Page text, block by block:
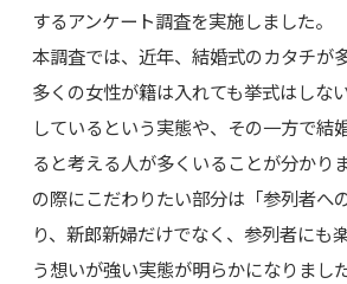
するアンケート調査を実施しました。
本調査では、近年、結婚式のカタチが
多くの女性が籍は入れても挙式はしな
しているという実態や、その一方で結
ると考える人が多くいることが分かり
の際にこだわりたい部分は「参列者へ
り、新郎新婦だけでなく、参列者にも
う想いが強い実態が明らかになりました